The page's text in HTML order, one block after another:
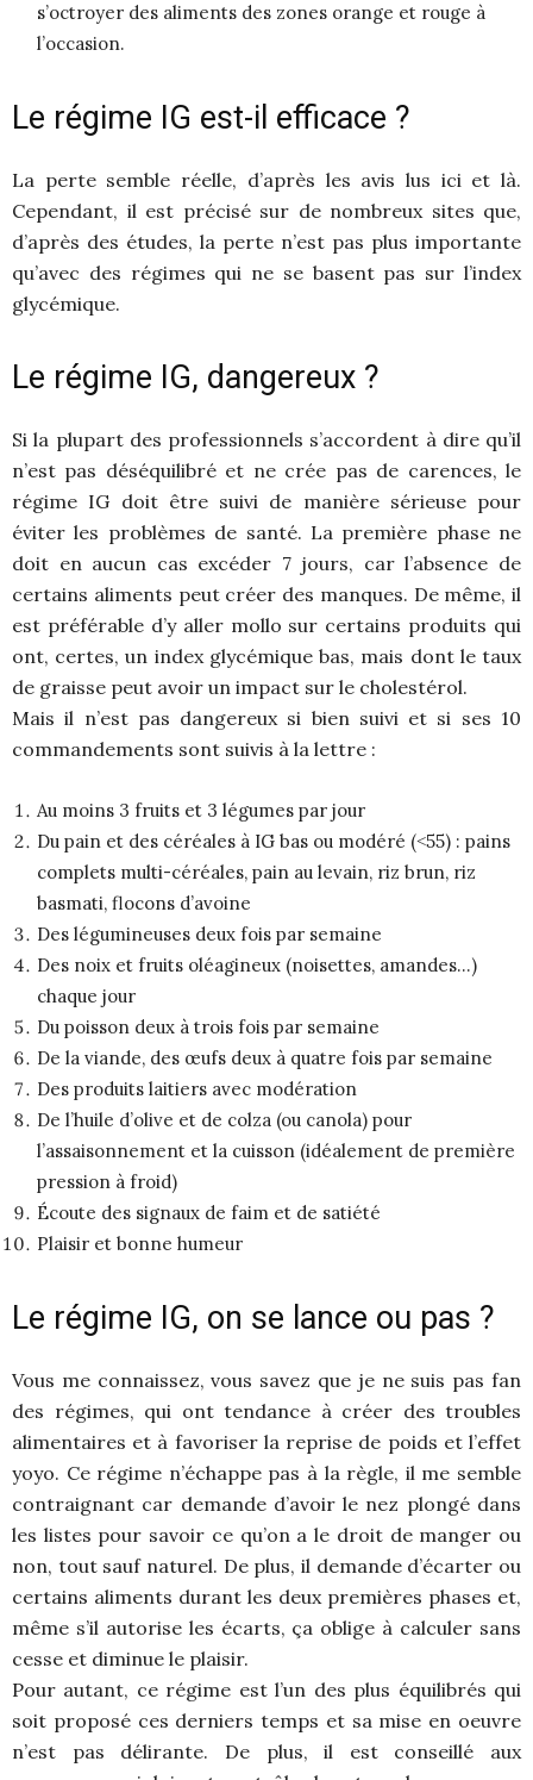
s’octroyer des aliments des zones orange et rouge à
l’occasion.
Le régime IG est-il efficace ?
La perte semble réelle, d’après les avis lus ici et là.
Cependant, il est précisé sur de nombreux sites que,
d’après des études, la perte n’est pas plus importante
qu’avec des régimes qui ne se basent pas sur l’index
glycémique.
Le régime IG, dangereux ?
Si la plupart des professionnels s’accordent à dire qu’il
n’est pas déséquilibré et ne crée pas de carences, le
régime IG doit être suivi de manière sérieuse pour
éviter les problèmes de santé. La première phase ne
doit en aucun cas excéder 7 jours, car l’absence de
certains aliments peut créer des manques. De même, il
est préférable d’y aller mollo sur certains produits qui
ont, certes, un index glycémique bas, mais dont le taux
de graisse peut avoir un impact sur le cholestérol.
Mais il n’est pas dangereux si bien suivi et si ses 10
commandements sont suivis à la lettre :
Au moins 3 fruits et 3 légumes par jour
Du pain et des céréales à IG bas ou modéré (˂55) : pains
complets multi-céréales, pain au levain, riz brun, riz
basmati, flocons d’avoine
Des légumineuses deux fois par semaine
Des noix et fruits oléagineux (noisettes, amandes…)
chaque jour
Du poisson deux à trois fois par semaine
De la viande, des œufs deux à quatre fois par semaine
Des produits laitiers avec modération
De l’huile d’olive et de colza (ou canola) pour
l’assaisonnement et la cuisson (idéalement de première
pression à froid)
Écoute des signaux de faim et de satiété
Plaisir et bonne humeur
Le régime IG, on se lance ou pas ?
Vous me connaissez, vous savez que je ne suis pas fan
des régimes, qui ont tendance à créer des troubles
alimentaires et à favoriser la reprise de poids et l’effet
yoyo. Ce régime n’échappe pas à la règle, il me semble
contraignant car demande d’avoir le nez plongé dans
les listes pour savoir ce qu’on a le droit de manger ou
non, tout sauf naturel. De plus, il demande d’écarter ou
certains aliments durant les deux premières phases et,
même s’il autorise les écarts, ça oblige à calculer sans
cesse et diminue le plaisir.
Pour autant, ce régime est l’un des plus équilibrés qui
soit proposé ces derniers temps et sa mise en oeuvre
n’est pas délirante. De plus, il est conseillé aux